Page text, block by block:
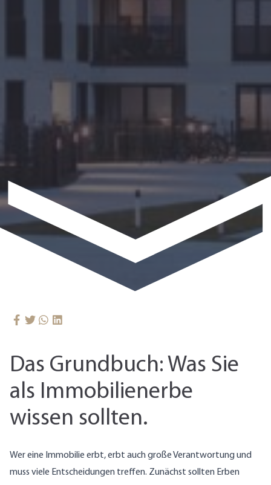
Das Grundbuch: Was Sie
als Immobilienerbe
wissen sollten.
Wer eine Immobilie erbt, erbt auch große Verantwortung und
muss viele Entscheidungen treffen. Zunächst sollten Erben